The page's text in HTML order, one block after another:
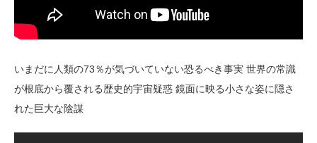
いまだに人類の73％が気づいていない恐るべき事実 世界の常識
が根底から覆される歴史的宇宙疑惑 鏡面に映る小さな姿に隠さ
れた巨大な陰謀